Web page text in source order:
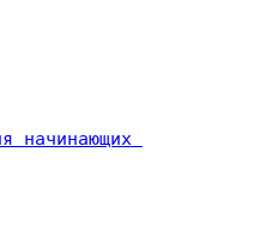
начинающих